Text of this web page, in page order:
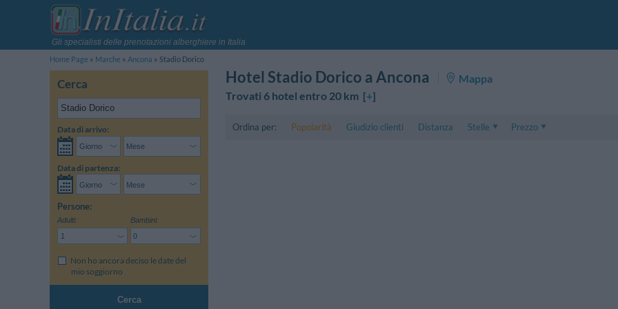
Gli specialisti delle prenotazioni alberghiere in Italia
Home Page
Marche Ancona Stadio Dorico
Cerca
Data di arrivo:
Data di partenza:
Persone:
Adulti: Bambini:
Non ho ancora deciso le date del
mio soggiorno
Cerca
Hotel Stadio Dorico a Ancona
Mappa
Trovati 6 hotel entro 20 km [+]
Ordina per: Popolarità Giudizio clienti Distanza
Stelle
Prezzo